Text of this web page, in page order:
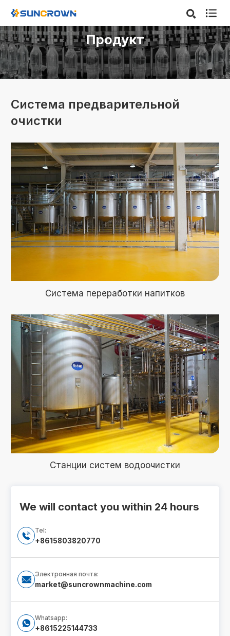

Продукт
We will contact you within 24 hours

Tel:
+8615803820770

Электронная почта:
market@suncrownmachine.com

Whatsapp:
+8615225144733
Система предварительной
очистки
Система переработки напитков
Станции систем водоочистки